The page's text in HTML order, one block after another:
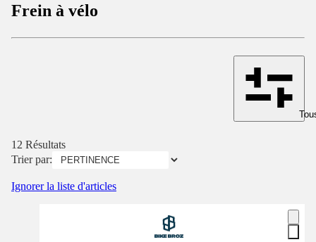
Frein à vélo
12 Résultats
Trier par:
Ignorer la liste d'articles